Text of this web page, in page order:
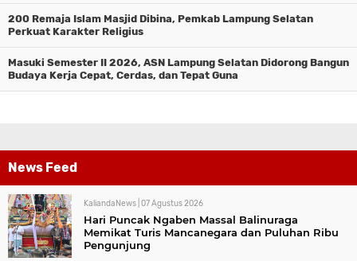
200 Remaja Islam Masjid Dibina, Pemkab Lampung Selatan
Perkuat Karakter Religius
Masuki Semester II 2026, ASN Lampung Selatan Didorong Bangun
Budaya Kerja Cepat, Cerdas, dan Tepat Guna
News Feed
KaliandaNews | 07 Agustus 2026
Hari Puncak Ngaben Massal Balinuraga
Memikat Turis Mancanegara dan Puluhan Ribu
Pengunjung